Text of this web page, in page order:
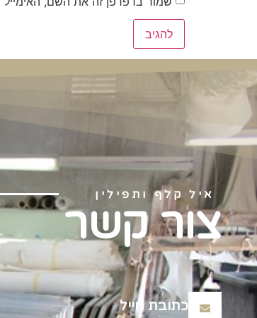
איל קלף ותפילין
צור קשר
כתובת מייל